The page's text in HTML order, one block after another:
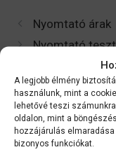
A legjobb élmény
használunk, mint a
lehetővé teszi
oldalon, mint a
hozzájárulás
bizonyos funkciókat.
Nyomtató árak
Nyomtató
vs. lézernyomtató